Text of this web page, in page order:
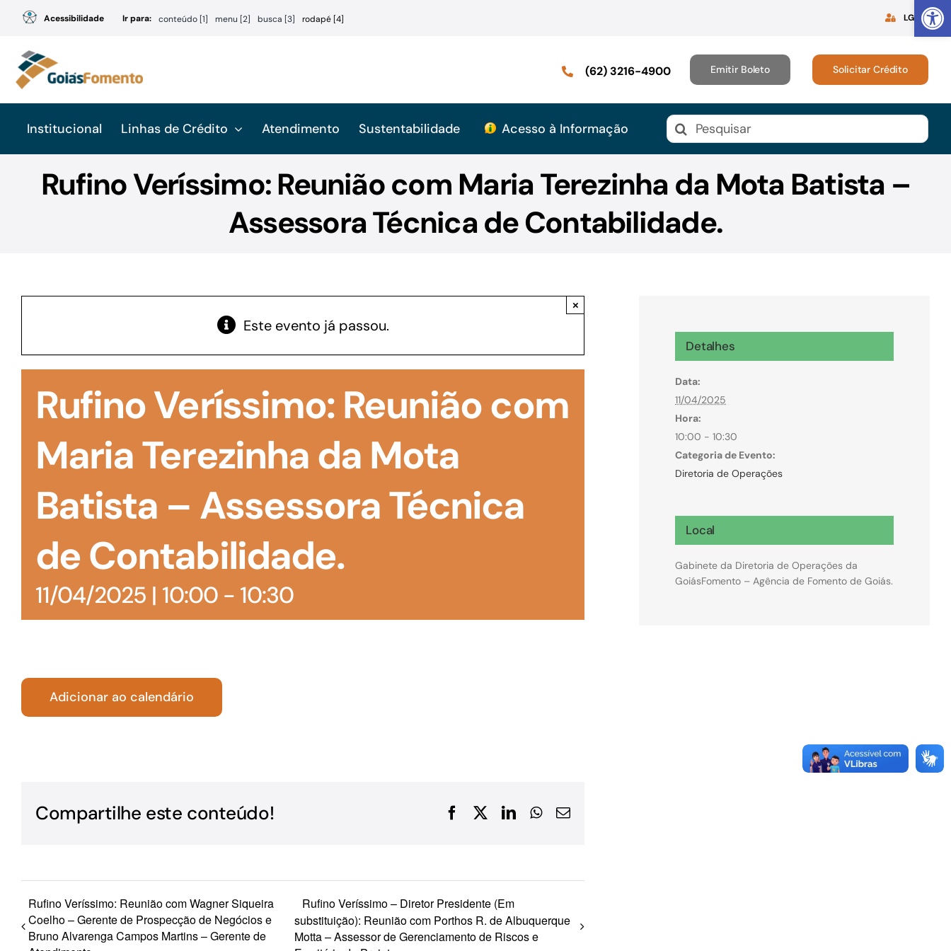
Abrir
conteúdo
Acessibilidade Ir para: conteúdo [1] menu [2] busca [3] rodapé [4] LGPD
(62) 3216-4900 Emitir Boleto Solicitar Crédito
Institucional Linhas de Crédito
manutenção de estoques e despesas operacionais
realizar obras, dentre outros serviços
Microcrédito
Para MEI, microempresas e pessoas físicas
(feirantes e transportes)
Turismo Repasse
Atendimento Sustentabilidade Acesso à Informação
Buscar
resultados
para:
Rufino Veríssimo: Reunião com Maria Terezinha da Mota Batista –
Assessora Técnica de Contabilidade.
Este evento já passou.
×
Rufino Veríssimo: Reunião com
Maria Terezinha da Mota
Batista – Assessora Técnica
de Contabilidade.
11/04/2025 | 10:00- 10:30
Adicionar ao calendário
Compartilhe este conteúdo! FacebookLinkedInWhatsApp
E-
Rufino Veríssimo: Reunião com Wagner Siqueira
Coelho – Gerente de Prospecção de Negócios e
Bruno Alvarenga Campos Martins – Gerente de
Rufino Veríssimo – Diretor Presidente (Em
substituição): Reunião com Porthos R. de Albuquerque
Motta – Assessor de Gerenciamento de Riscos e
Detalhes
Data:
11/04/2025
Hora:
10:00 - 10:30
Categoria de Evento:
Diretoria de Operações
Local
Gabinete da Diretoria de Operações da
GoiásFomento – Agência de Fomento de Goiás.